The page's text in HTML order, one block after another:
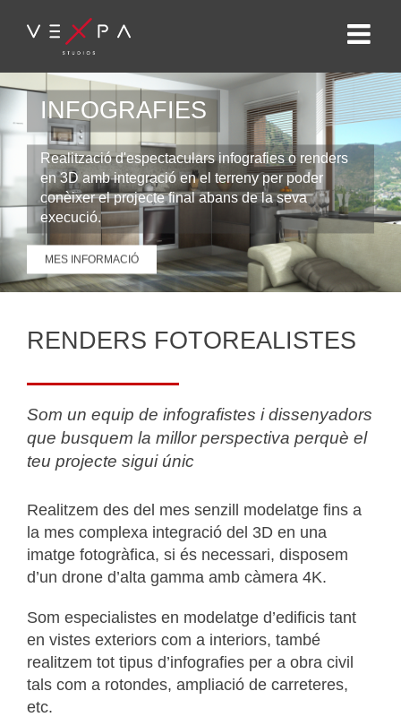
INFOGRAFIES
Realització d'espectaculars infografies o renders
en 3D amb integració en el terreny per poder
conèixer el projecte final abans de la seva
execució.
MES INFORMACIÓ
RENDERS FOTOREALISTES
Som un equip de infografistes i dissenyadors
que busquem la millor perspectiva perquè el
teu projecte sigui únic
Realitzem des del mes senzill modelatge fins a
la mes complexa integració del 3D en una
imatge fotogràfica, si és necessari, disposem
d’un drone d’alta gamma amb càmera 4K.
Som especialistes en modelatge d’edificis tant
en vistes exteriors com a interiors, també
realitzem tot tipus d’infografies per a obra civil
tals com a rotondes, ampliació de carreteres,
etc.